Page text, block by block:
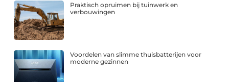
Praktisch opruimen bij tuinwerk en
verbouwingen
Voordelen van slimme thuisbatterijen voor
moderne gezinnen